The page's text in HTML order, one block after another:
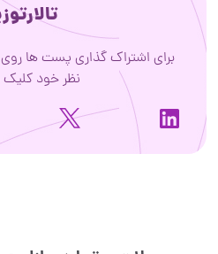
برای اشتراک گذاری پست ها
نظر خود کلیک